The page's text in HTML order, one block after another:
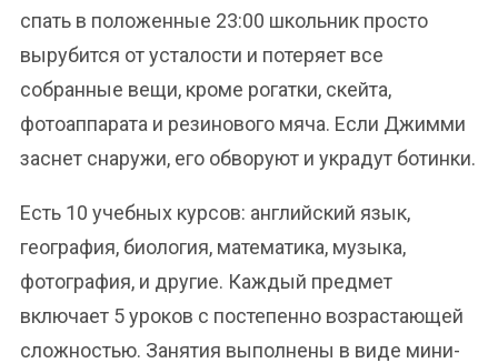
спать в положенные 23:00 школьник просто
вырубится от усталости и потеряет все
собранные вещи, кроме рогатки, скейта,
фотоаппарата и резинового мяча. Если Джимми
заснет снаружи, его обворуют и украдут ботинки.
Есть 10 учебных курсов: английский язык,
география, биология, математика, музыка,
фотография, и другие. Каждый предмет
включает 5 уроков с постепенно возрастающей
сложностью. Занятия выполнены в виде мини-